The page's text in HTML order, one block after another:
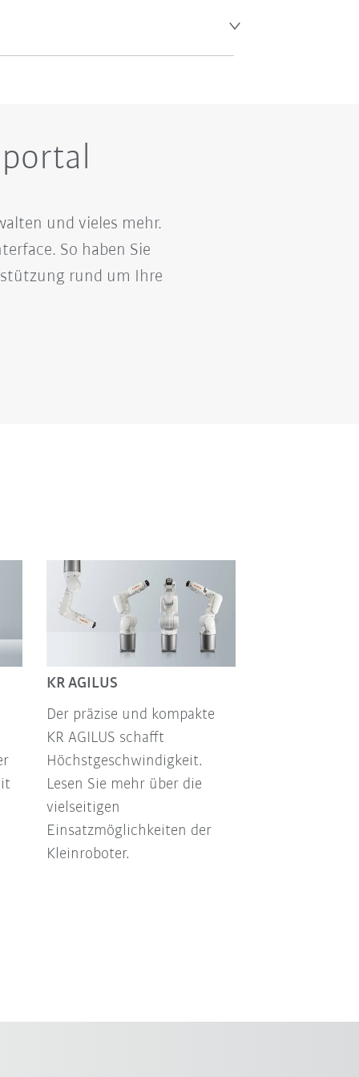
und vieles mehr.
So haben Sie
rund um Ihre
KR AGILUS
Der präzise und kompakte
KR AGILUS schafft
Höchstgeschwindigkeit.
Lesen Sie mehr über die
vielseitigen
Einsatzmöglichkeiten der
Kleinroboter.